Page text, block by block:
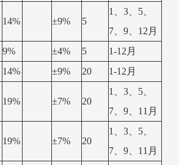
14% ±9% 5
1、3、5、
7、9、12月
9% ±4% 5
1-12月
14% ±9% 20 1-12月
19% ±7% 20
1、3、5、
7、9、11月
19% ±7% 20
1、3、5、
7、9、11月